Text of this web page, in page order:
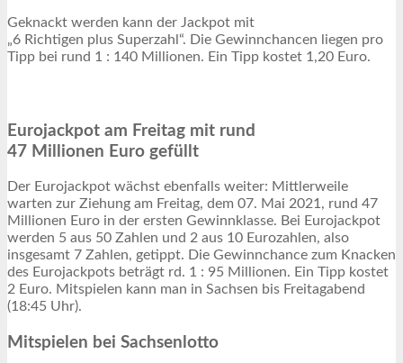
Geknackt werden kann der Jackpot mit
„6 Richtigen plus Superzahl“. Die Gewinnchancen liegen pro
Tipp bei rund 1 : 140 Millionen. Ein Tipp kostet 1,20 Euro.
Eurojackpot am Freitag mit rund
47 Millionen Euro gefüllt
Der Eurojackpot wächst ebenfalls weiter: Mittlerweile
warten zur Ziehung am Freitag, dem 07. Mai 2021, rund 47
Millionen Euro in der ersten Gewinnklasse. Bei Eurojackpot
werden 5 aus 50 Zahlen und 2 aus 10 Eurozahlen, also
insgesamt 7 Zahlen, getippt. Die Gewinnchance zum Knacken
des Eurojackpots beträgt rd. 1 : 95 Millionen. Ein Tipp kostet
2 Euro. Mitspielen kann man in Sachsen bis Freitagabend
(18:45 Uhr).
Mitspielen bei Sachsenlotto